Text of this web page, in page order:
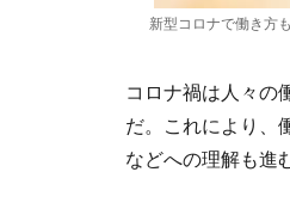
新型コロナで働き方
コロナ禍は人々の
だ。これにより、
などへの理解も進